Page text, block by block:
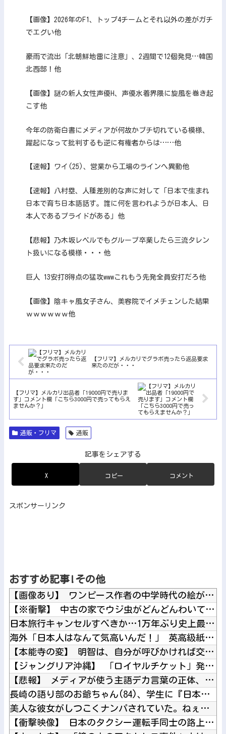
【画像】2026年のF1、トップ4チームとそれ以外の差がガチ
でエグい他
豪雨で流出「北朝鮮地雷に注意」、2週間で12個発見…韓国
北西部！他
【画像】謎の新人女性声優H、声優水着界隈に旋風を巻き起
こす他
今年の防衛白書にメディアが何故かブチ切れている模様、
躍起になって批判するも逆に有権者からは……他
【速報】ワイ(25)、営業から工場のラインへ異動他
【速報】八村塁、人種差別的な声に対して「日本で生まれ
日本で育ち日本語話す。誰に何を言われようが日本人、日
本人であるプライドがある」他
【悲報】乃木坂レベルでもグループ卒業したら三流タレン
ト扱いになる模様・・・他
巨人 13安打8得点の猛攻wwwこれもう先発全員安打だろ他
【画像】陰キャ風女子さん、美容院でイメチェンした結果
ｗｗｗｗｗｗ他
【フリマ】メルカリでグラボ売ったら返品要求
来たのだが・・・
【フリマ】メルカリ出品者「19000円で売りま
す」コメント欄「こちら3000円で売ってもらえ
ませんか？」
通販・フリマ 通販
記事をシェアする
X コピー コメント
スポンサーリンク
おすすめ記事!その他
【画像あり】 ワンピース作者の中学時代の絵がすごすぎる→
【※衝撃】 中古の家でウジ虫がどんどんわいてくる→思い切って...
日本旅行キャンセルすべきか…1万年ぶり史上最大級の火山の兆し...
海外「日本人はなんて気高いんだ！」 英高級紙も驚愕した極限の...
【本能寺の変】 明智は、自分が呼びかければ交流のあった家臣は...
【ジャングリア沖縄】 「ロイヤルチケット」発売、アトラクショ...
【悲報】 メディアが使う主語デカ言葉の正体、ガチでこれだった...
長崎の語り部のお爺ちゃん(84)、学生に『日本も核武装が必要...
美人な彼女がしつこくナンパされていた。ねぇねぇお茶しない？ ...
【衝撃映像】 日本のタクシー運転手同士の路上喧嘩、ヤクザのよ...